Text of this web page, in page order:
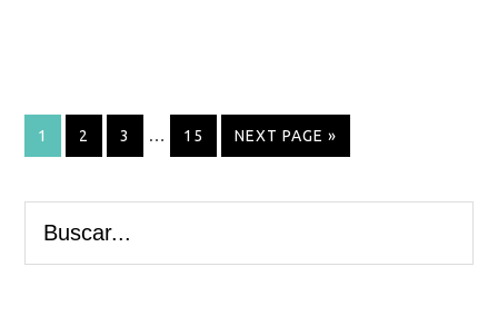
1 2 3 … 15 NEXT PAGE »